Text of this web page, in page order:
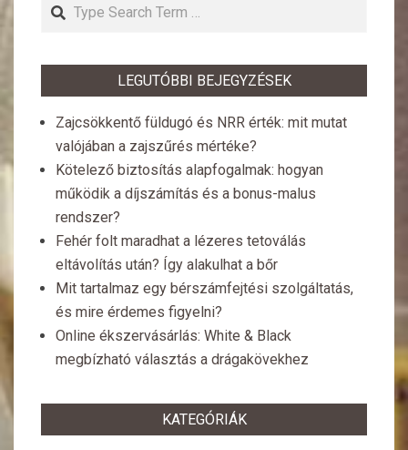
LEGUTÓBBI BEJEGYZÉSEK
Zajcsökkentő füldugó és NRR érték: mit mutat
valójában a zajszűrés mértéke?
Kötelező biztosítás alapfogalmak: hogyan
működik a díjszámítás és a bonus-malus
rendszer?
Fehér folt maradhat a lézeres tetoválás
eltávolítás után? Így alakulhat a bőr
Mit tartalmaz egy bérszámfejtési szolgáltatás,
és mire érdemes figyelni?
Online ékszervásárlás: White & Black
megbízható választás a drágakövekhez
KATEGÓRIÁK